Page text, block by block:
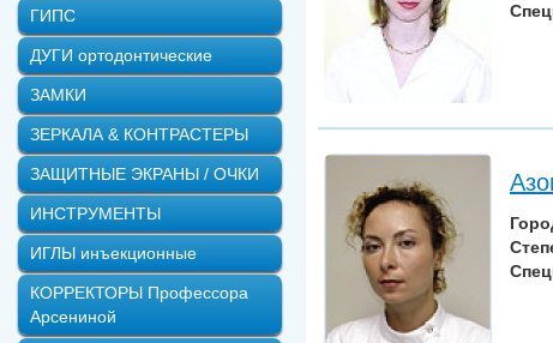
ГИПС
ДУГИ ортодонтические
ЗАМКИ
ЗЕРКАЛА & КОНТРАСТЕРЫ
ЗАЩИТНЫЕ ЭКРАНЫ / ОЧКИ
ИНСТРУМЕНТЫ
ИГЛЫ инъекционные
КОРРЕКТОРЫ Профессора
Арсениной